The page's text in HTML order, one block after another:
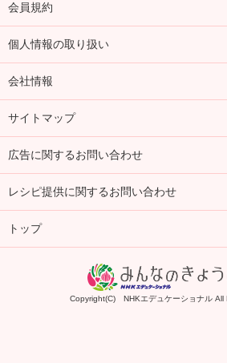
会員規約
個人情報の取り扱い
会社情報
サイトマップ
広告に関するお問い合わせ
レシピ提供に関するお問い合わせ
トップ
Copyright(C) NHKエデュケーショナル All